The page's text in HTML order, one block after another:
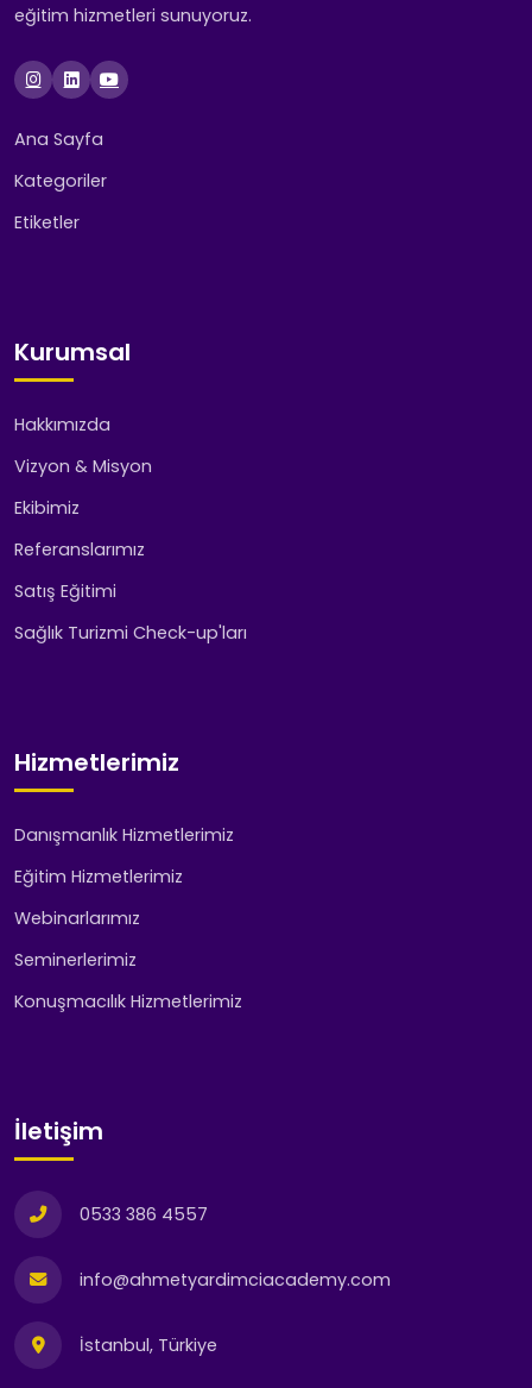
eğitim hizmetleri sunuyoruz.
Ana Sayfa
Kategoriler
Etiketler
Kurumsal
Hakkımızda
Vizyon & Misyon
Ekibimiz
Referanslarımız
Satış Eğitimi
Sağlık Turizmi Check-up'ları
Hizmetlerimiz
Danışmanlık Hizmetlerimiz
Eğitim Hizmetlerimiz
Webinarlarımız
Seminerlerimiz
Konuşmacılık Hizmetlerimiz
İletişim
0533 386 4557
info@ahmetyardimciacademy.com
İstanbul, Türkiye